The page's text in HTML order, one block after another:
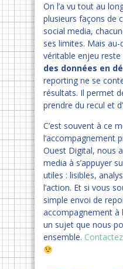
On l’a vu tout au
plusieurs façons de
social media,
ses limites. Mais
véritable enjeu reste
des données en
reporting ne se
résultats. Il permet
prendre du recul et
C’est souvent à ce
l’accompagnement
Ouest Digital, nous
media à s’appuyer
utiles : lisibles,
l’action. Et si vous
simple envoi de
accompagnement à
un sujet que nous
ensemble.